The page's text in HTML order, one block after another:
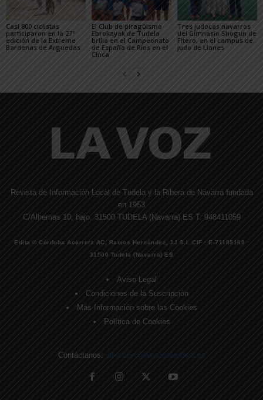
Casi 800 ciclistas
participaron en la 27ª
edición de la Extreme
Bardenas de Arguedas
El Club de piragüismo
Ebrokayak de Tudela
brilla en el Campeonato
de España de Ríos en el
Cinca
Tres judocas navarros
del Gimnasio Shogun de
Fitero, en el campus de
judo de Llanes
Revista de Información Local de Tudela y la Ribera de Navarra fundada
en 1953
C/Alhemas 10, bajo. 31500 TUDELA (Navarra) ES T. 948411059
Edita © Córdoba Acarreta AC, Ramos Hernández, JJ S.I. CIF · E-71185169 ·
31500 Tudela (Navarra) ES
Aviso Legal
Condiciones de la Suscripción
Más Información sobre las Cookies
Política de Cookies
Contáctanos: direccion@lavozdelaribera.es